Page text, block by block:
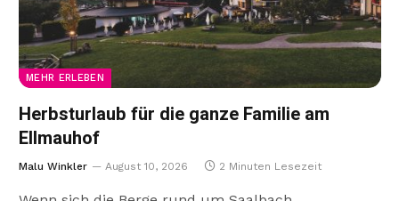
MEHR ERLEBEN
Herbsturlaub für die ganze Familie am
Ellmauhof
Malu Winkler August 10, 2026 2 Minuten Lesezeit